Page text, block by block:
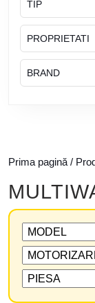
Prima pagină /